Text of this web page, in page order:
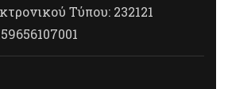
Τύπου: 232121